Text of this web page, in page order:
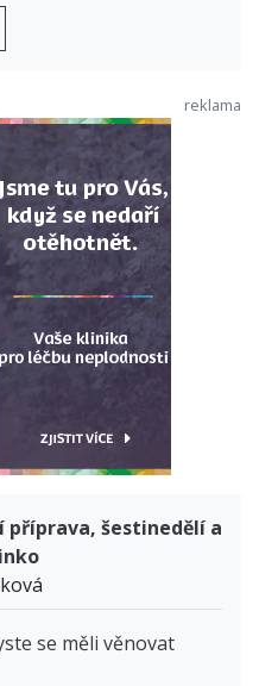
příprava, šestinedělí a
se měli věnovat